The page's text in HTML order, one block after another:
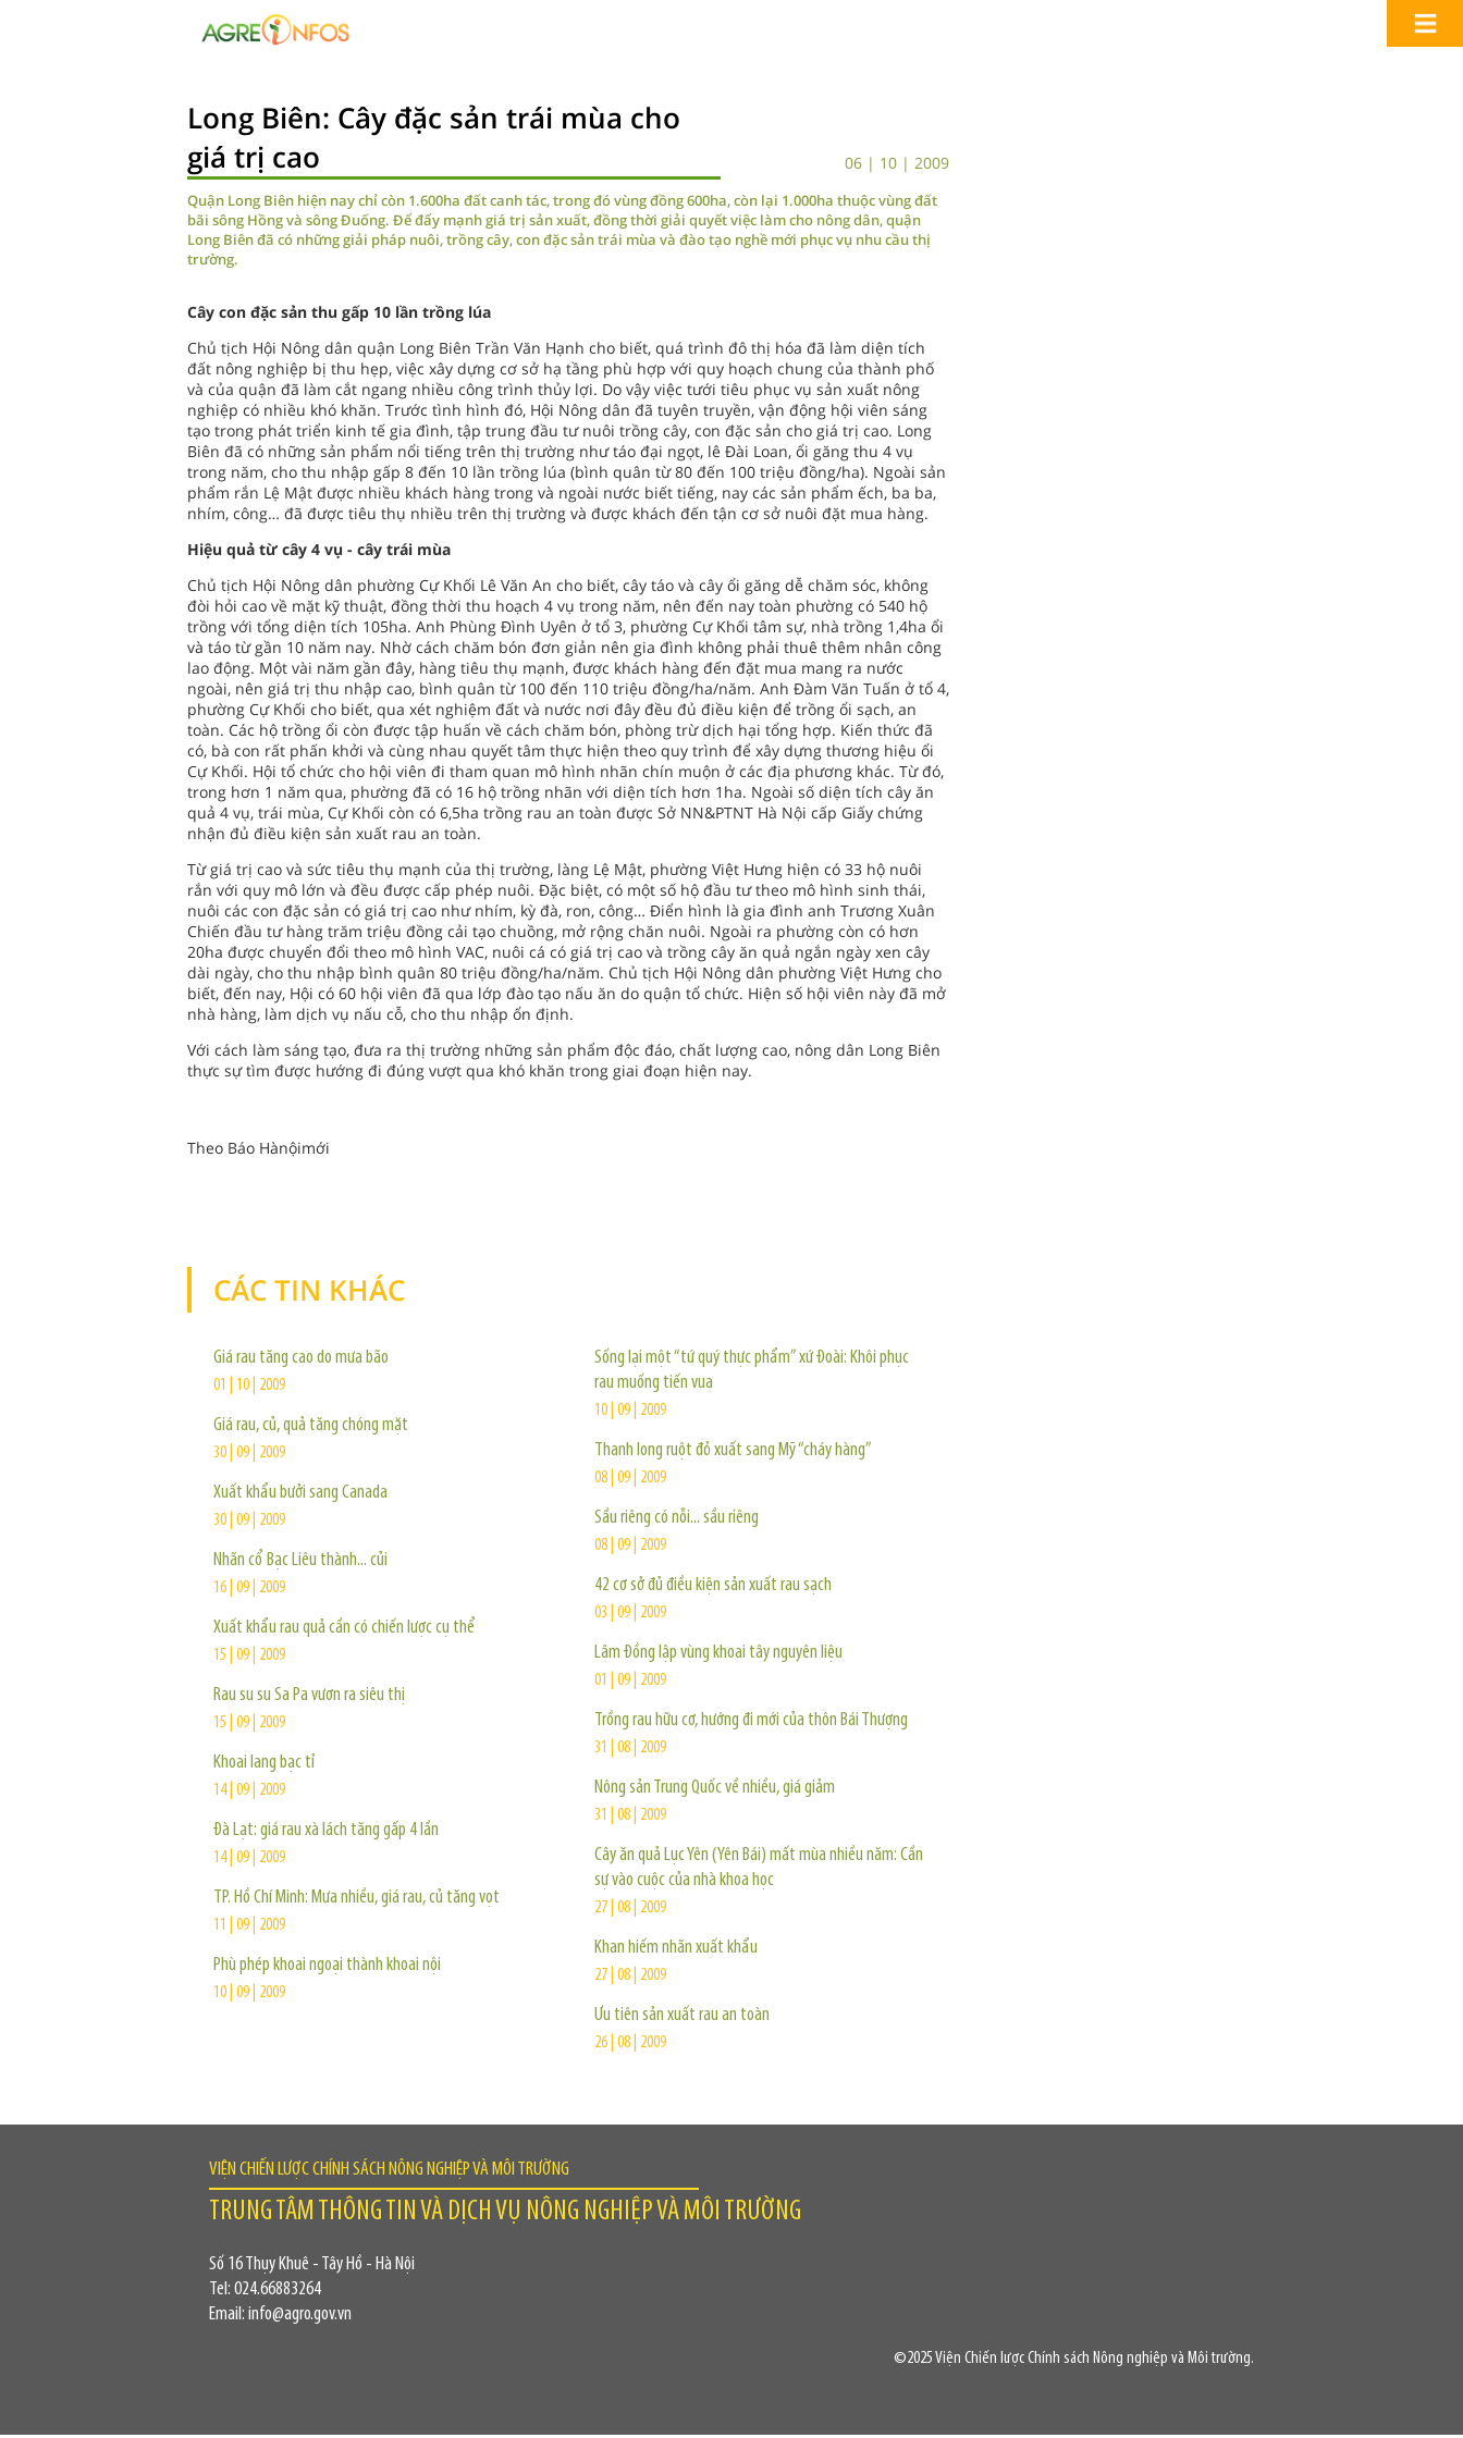
Long Biên: Cây đặc sản trái mùa cho
giá trị cao
06 | 10 | 2009
Quận Long Biên hiện nay chỉ còn 1.600ha đất canh tác, trong đó vùng đồng 600ha, còn lại 1.000ha thuộc vùng đất
bãi sông Hồng và sông Đuống. Để đẩy mạnh giá trị sản xuất, đồng thời giải quyết việc làm cho nông dân, quận
Long Biên đã có những giải pháp nuôi, trồng cây, con đặc sản trái mùa và đào tạo nghề mới phục vụ nhu cầu thị
trường.
Cây con đặc sản thu gấp 10 lần trồng lúa
Chủ tịch Hội Nông dân quận Long Biên Trần Văn Hạnh cho biết, quá trình đô thị hóa đã làm diện tích
đất nông nghiệp bị thu hẹp, việc xây dựng cơ sở hạ tầng phù hợp với quy hoạch chung của thành phố
và của quận đã làm cắt ngang nhiều công trình thủy lợi. Do vậy việc tưới tiêu phục vụ sản xuất nông
nghiệp có nhiều khó khăn. Trước tình hình đó, Hội Nông dân đã tuyên truyền, vận động hội viên sáng
tạo trong phát triển kinh tế gia đình, tập trung đầu tư nuôi trồng cây, con đặc sản cho giá trị cao. Long
Biên đã có những sản phẩm nổi tiếng trên thị trường như táo đại ngọt, lê Đài Loan, ổi găng thu 4 vụ
trong năm, cho thu nhập gấp 8 đến 10 lần trồng lúa (bình quân từ 80 đến 100 triệu đồng/ha). Ngoài sản
phẩm rắn Lệ Mật được nhiều khách hàng trong và ngoài nước biết tiếng, nay các sản phẩm ếch, ba ba,
nhím, công… đã được tiêu thụ nhiều trên thị trường và được khách đến tận cơ sở nuôi đặt mua hàng.
Hiệu quả từ cây 4 vụ - cây trái mùa
Chủ tịch Hội Nông dân phường Cự Khối Lê Văn An cho biết, cây táo và cây ổi găng dễ chăm sóc, không
đòi hỏi cao về mặt kỹ thuật, đồng thời thu hoạch 4 vụ trong năm, nên đến nay toàn phường có 540 hộ
trồng với tổng diện tích 105ha. Anh Phùng Đình Uyên ở tổ 3, phường Cự Khối tâm sự, nhà trồng 1,4ha ổi
và táo từ gần 10 năm nay. Nhờ cách chăm bón đơn giản nên gia đình không phải thuê thêm nhân công
lao động. Một vài năm gần đây, hàng tiêu thụ mạnh, được khách hàng đến đặt mua mang ra nước
ngoài, nên giá trị thu nhập cao, bình quân từ 100 đến 110 triệu đồng/ha/năm. Anh Đàm Văn Tuấn ở tổ 4,
phường Cự Khối cho biết, qua xét nghiệm đất và nước nơi đây đều đủ điều kiện để trồng ổi sạch, an
toàn. Các hộ trồng ổi còn được tập huấn về cách chăm bón, phòng trừ dịch hại tổng hợp. Kiến thức đã
có, bà con rất phấn khởi và cùng nhau quyết tâm thực hiện theo quy trình để xây dựng thương hiệu ổi
Cự Khối. Hội tổ chức cho hội viên đi tham quan mô hình nhãn chín muộn ở các địa phương khác. Từ đó,
trong hơn 1 năm qua, phường đã có 16 hộ trồng nhãn với diện tích hơn 1ha. Ngoài số diện tích cây ăn
quả 4 vụ, trái mùa, Cự Khối còn có 6,5ha trồng rau an toàn được Sở NN&PTNT Hà Nội cấp Giấy chứng
nhận đủ điều kiện sản xuất rau an toàn.
Từ giá trị cao và sức tiêu thụ mạnh của thị trường, làng Lệ Mật, phường Việt Hưng hiện có 33 hộ nuôi
rắn với quy mô lớn và đều được cấp phép nuôi. Đặc biệt, có một số hộ đầu tư theo mô hình sinh thái,
nuôi các con đặc sản có giá trị cao như nhím, kỳ đà, ron, công… Điển hình là gia đình anh Trương Xuân
Chiến đầu tư hàng trăm triệu đồng cải tạo chuồng, mở rộng chăn nuôi. Ngoài ra phường còn có hơn
20ha được chuyển đổi theo mô hình VAC, nuôi cá có giá trị cao và trồng cây ăn quả ngắn ngày xen cây
dài ngày, cho thu nhập bình quân 80 triệu đồng/ha/năm. Chủ tịch Hội Nông dân phường Việt Hưng cho
biết, đến nay, Hội có 60 hội viên đã qua lớp đào tạo nấu ăn do quận tổ chức. Hiện số hội viên này đã mở
nhà hàng, làm dịch vụ nấu cỗ, cho thu nhập ổn định.
Với cách làm sáng tạo, đưa ra thị trường những sản phẩm độc đáo, chất lượng cao, nông dân Long Biên
thực sự tìm được hướng đi đúng vượt qua khó khăn trong giai đoạn hiện nay.
Theo Báo Hànộimới
CÁC TIN KHÁC
Giá rau tăng cao do mưa bão
01 | 10 | 2009
Giá rau, củ, quả tăng chóng mặt
30 | 09 | 2009
Xuất khẩu bưởi sang Canada
30 | 09 | 2009
Nhãn cổ Bạc Liêu thành... củi
16 | 09 | 2009
Xuất khẩu rau quả cần có chiến lược cụ thể
15 | 09 | 2009
Rau su su Sa Pa vươn ra siêu thị
15 | 09 | 2009
Khoai lang bạc tỉ
14 | 09 | 2009
Đà Lạt: giá rau xà lách tăng gấp 4 lần
14 | 09 | 2009
TP. Hồ Chí Minh: Mưa nhiều, giá rau, củ tăng vọt
11 | 09 | 2009
Phù phép khoai ngoại thành khoai nội
10 | 09 | 2009
Sống lại một “tứ quý thực phẩm” xứ Đoài: Khôi phục
rau muống tiến vua
10 | 09 | 2009
Thanh long ruột đỏ xuất sang Mỹ “cháy hàng”
08 | 09 | 2009
Sầu riêng có nỗi... sầu riêng
08 | 09 | 2009
42 cơ sở đủ điều kiện sản xuất rau sạch
03 | 09 | 2009
Lâm Đồng lập vùng khoai tây nguyên liệu
01 | 09 | 2009
Trồng rau hữu cơ, hướng đi mới của thôn Bái Thượng
31 | 08 | 2009
Nông sản Trung Quốc về nhiều, giá giảm
31 | 08 | 2009
Cây ăn quả Lục Yên (Yên Bái) mất mùa nhiều năm: Cần
sự vào cuộc của nhà khoa học
27 | 08 | 2009
Khan hiếm nhãn xuất khẩu
27 | 08 | 2009
Ưu tiên sản xuất rau an toàn
26 | 08 | 2009
VIỆN CHIẾN LƯỢC CHÍNH SÁCH NÔNG NGHIỆP VÀ MÔI TRƯỜNG
TRUNG TÂM THÔNG TIN VÀ DỊCH VỤ NÔNG NGHIỆP VÀ MÔI TRƯỜNG
Số 16 Thụy Khuê - Tây Hồ - Hà Nội
Tel: 024.66883264
Email: info@agro.gov.vn
©2025 Viện Chiến lược Chính sách Nông nghiệp và Môi trường.